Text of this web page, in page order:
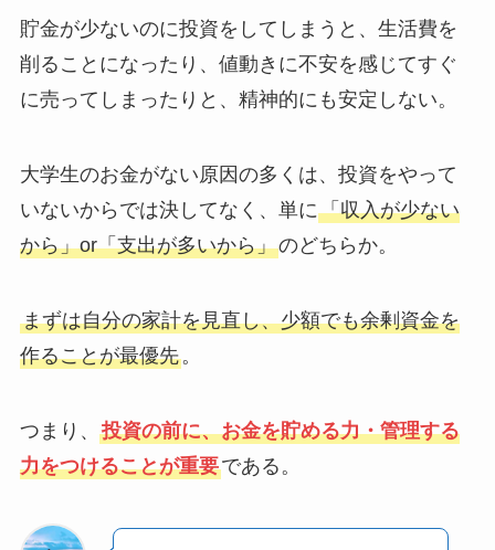
貯金が少ないのに投資をしてしまうと、生活費を
削ることになったり、値動きに不安を感じてすぐ
に売ってしまったりと、精神的にも安定しない。
大学生のお金がない原因の多くは、投資をやって
いないからでは決してなく、単に「収入が少ない
から」or「支出が多いから」のどちらか。
まずは自分の家計を見直し、少額でも余剰資金を
作ることが最優先。
つまり、 投資の前に、お金を貯める力・管理する
力をつけることが重要である。